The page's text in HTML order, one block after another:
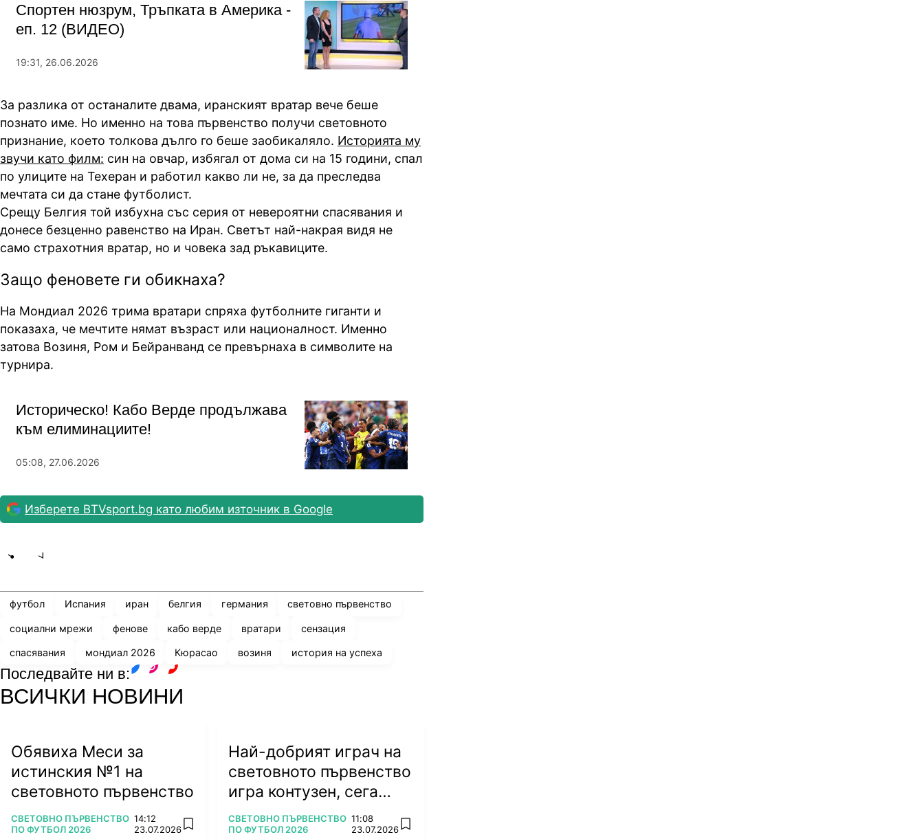
Спортен нюзрум, Тръпката в Америка -
еп. 12 (ВИДЕО)
19:31, 26.06.2026
За разлика от останалите двама, иранският вратар вече беше
познато име. Но именно на това първенство получи световното
признание, което толкова дълго го беше заобикаляло. Историята му
звучи като филм: син на овчар, избягал от дома си на 15 години, спал
по улиците на Техеран и работил какво ли не, за да преследва
мечтата си да стане футболист.
Срещу Белгия той избухна със серия от невероятни спасявания и
донесе безценно равенство на Иран. Светът най-накрая видя не
само страхотния вратар, но и човека зад ръкавиците.
Защо феновете ги обикнаха?
На Мондиал 2026 трима вратари спряха футболните гиганти и
показаха, че мечтите нямат възраст или националност. Именно
затова Возиня, Ром и Бейранванд се превърнаха в символите на
турнира.
Историческо! Кабо Верде продължава
към елиминациите!
05:08, 27.06.2026
Изберете BTVsport.bg като любим източник в Google
футбол Испания иран белгия германия световно първенство
социални мрежи фенове кабо верде вратари сензация
спасявания мондиал 2026 Кюрасао возиня история на успеха
Последвайте ни в:
ВСИЧКИ НОВИНИ
Обявиха Меси за
истинския №1 на
световното първенство
ПОВЕЧЕ ОТ
СВЕТОВНО ПЪРВЕНСТВО
ПО ФУТБОЛ 2026
14:12
23.07.2026 add favorites
Най-добрият играч на
световното първенство
игра контузен, сега
ляга под ножа
ПОВЕЧЕ ОТ
СВЕТОВНО ПЪРВЕНСТВО
ПО ФУТБОЛ 2026
11:08
23.07.2026 add favorites